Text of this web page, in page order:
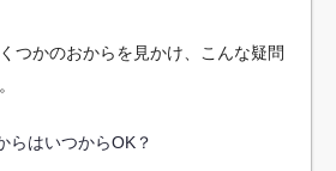
つかのおからを見かけ、こんな疑問
らはいつからOK？